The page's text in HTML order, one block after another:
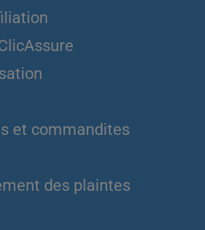
et commandites
des plaintes